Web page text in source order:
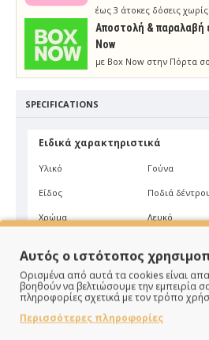
έως 3 άτοκες δόσεις
Aποστολή & παραλαβή
Now
με Box Now στην Πόρτα
SPECIFICATIONS
Ειδικά χαρακτηριστικά
Υλικό Γούνα
Είδος Ποδιά
Χρώμα Λευκό
Αυτός ο ιστότοπος
Ορισμένα από αυτά τα cookies είναι
βοηθούν να βελτιώσουμε την εμπειρία
πληροφορίες σχετικά με τον τρόπο
Περισσότερες πληροφορίες